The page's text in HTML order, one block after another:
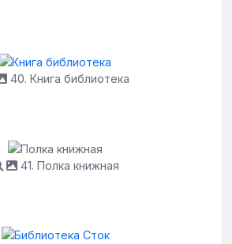
40. Книга библиотека
41. Полка книжная